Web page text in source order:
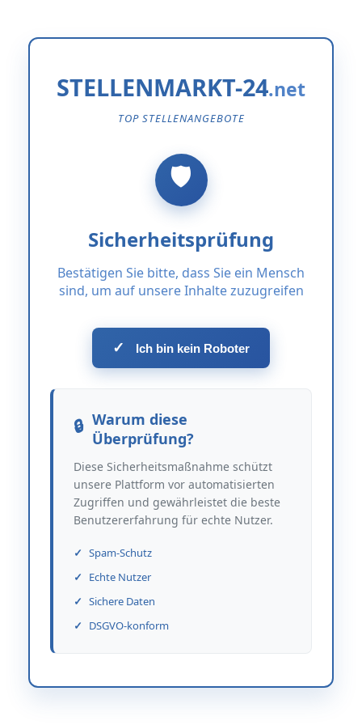
STELLENMARKT-24
TOP STELLENANGEBOTE
Sicherheitsprüfung
Bestätigen Sie bitte, dass Sie ein Mensch
sind, um auf unsere Inhalte zuzugreifen
✓ Ich bin kein Roboter
Warum diese
Überprüfung?
Diese Sicherheitsmaßnahme schützt
unsere Plattform vor automatisierten
Zugriffen und gewährleistet die beste
Benutzererfahrung für echte Nutzer.
Spam-Schutz
Echte Nutzer
Sichere Daten
DSGVO-konform